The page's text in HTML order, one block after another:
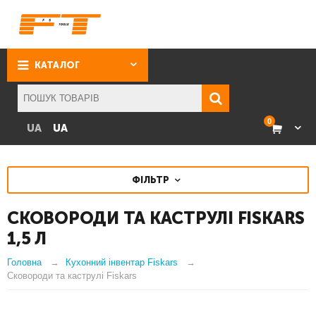
КАТАЛОГ
UA UA
0
ФІЛЬТР
СКОВОРОДИ ТА КАСТРУЛІ FISKARS
1,5 Л
Головна
Кухонний інвентар Fiskars
Сковороди та каструлі Fiskars